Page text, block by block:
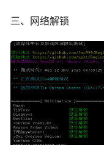
三、网络解锁